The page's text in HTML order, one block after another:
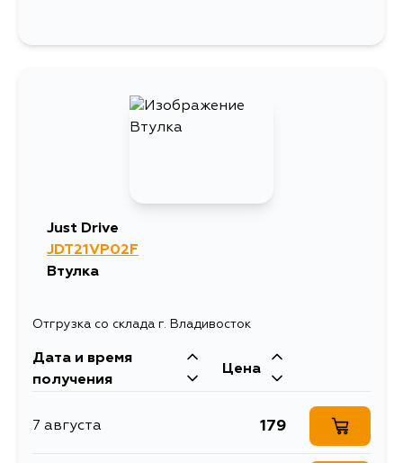
Just Drive
JDT21VP02F
Втулка
Отгрузка со склада г. Владивосток
Дата и время
получения
Цена
7 августа 179